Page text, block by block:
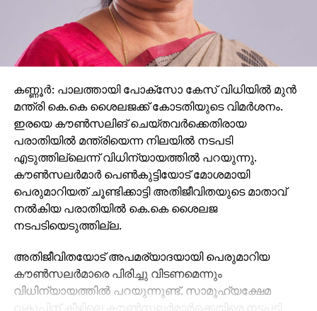
കണ്ണൂര്‍: പാലത്തായി പോക്സോ കേസ് വിധിയില്‍ മുന്‍
മന്ത്രി കെ.കെ ശൈലജക്ക് കോടതിയുടെ വിമര്‍ശനം.
ഇരയെ കൗണ്‍സലിങ് ചെയ്തവര്‍ക്കെതിരായ
പരാതിയില്‍ മന്ത്രിയെന്ന നിലയില്‍ നടപടി
എടുത്തില്ലെന്ന് വിധിന്യായത്തില്‍ പറയുന്നു.
കൗണ്‍സലര്‍മാര്‍ പെണ്‍കുട്ടിയോട് മോശമായി
പെരുമാറിയത് ചൂണ്ടിക്കാട്ടി അതിജീവിതയുടെ മാതാവ്
നല്‍കിയ പരാതിയില്‍ കെ.കെ ശൈലജ
നടപടിയെടുത്തില്ല.
അതിജീവിതയോട് അപമര്യാദയായി പെരുമാറിയ
കൗണ്‍സലര്‍മാരെ പിരിച്ചു വിടണമെന്നും
വിധിന്യായത്തില്‍ പറയുന്നുണ്ട്. സാമൂഹ്യക്ഷേമ
വകുപ്പിന് കീഴിലെ കൗണ്‍സലര്‍മാര്‍ക്കെതിരെ നടപടി